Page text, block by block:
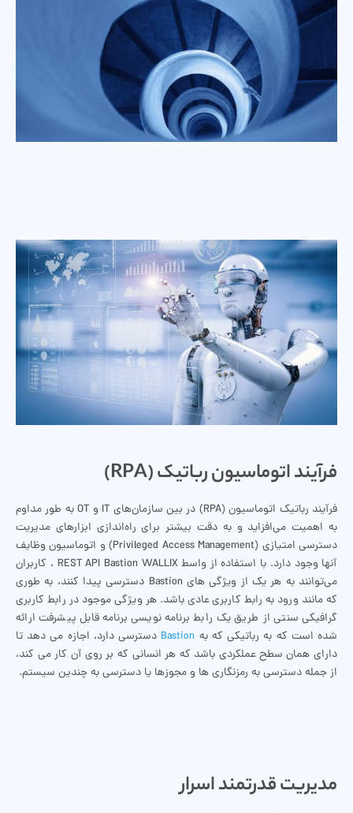
فرآیند اتوماسیون رباتیک (RPA)
فرآیند رباتیک اتوماسیون (RPA) در بین سازمان‌های IT و OT به طور مداوم
به اهمیت می‌افزاید و به دقت بیشتر برای راه‌اندازی ابزارهای مدیریت
دسترسی امتیازی (Privileged Access Management) و اتوماسیون وظایف
آنها وجود دارد. با استفاده از واسط REST API Bastion WALLIX ، کاربران
می‌توانند به هر یک از ویژگی های Bastion دسترسی پیدا کنند، به طوری
که مانند ورود به رابط کاربری عادی باشد. هر ویژگی موجود در رابط کاربری
گرافیکی سنتی از طریق یک رابط برنامه نویسی برنامه قابل پیشرفت ارائه
شده است که به رباتیکی که به Bastion دسترسی دارد، اجازه می دهد تا
دارای همان سطح عملکردی باشد که هر انسانی که بر روی آن کار می کند،
از جمله دسترسی به رمزنگاری ها و مجوزها یا دسترسی به چندین سیستم.
مدیریت قدرتمند اسرار